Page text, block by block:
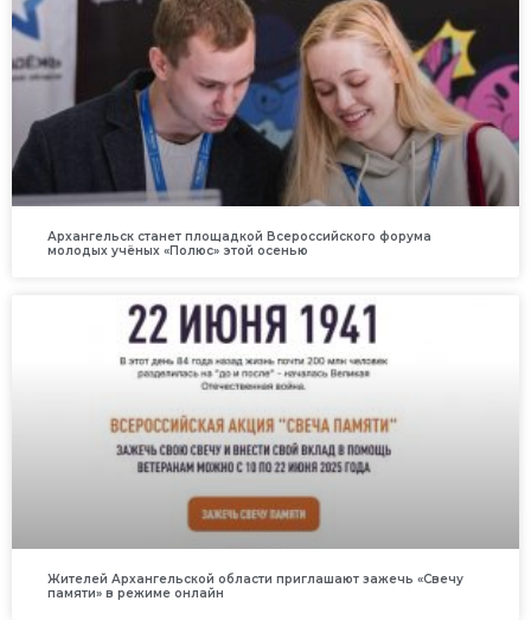
Архангельск станет площадкой Всероссийского форума
молодых учёных «Полюс» этой осенью
Жителей Архангельской области приглашают зажечь «Свечу
памяти» в режиме онлайн